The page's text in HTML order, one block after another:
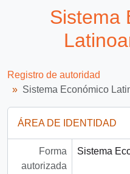
Sistema
Registro de autoridad
Sistema Económico
ÁREA DE IDENTIDAD
Forma
autorizada
Sistema